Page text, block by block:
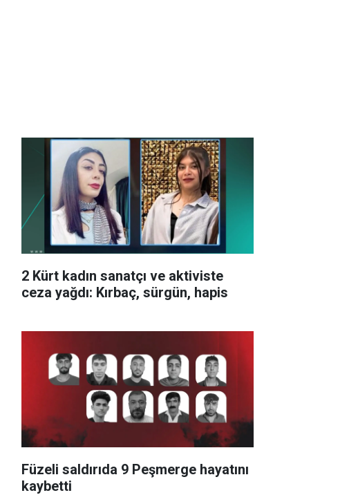
2 Kürt kadın sanatçı ve aktiviste
ceza yağdı: Kırbaç, sürgün, hapis
Füzeli saldırıda 9 Peşmerge hayatını
kaybetti